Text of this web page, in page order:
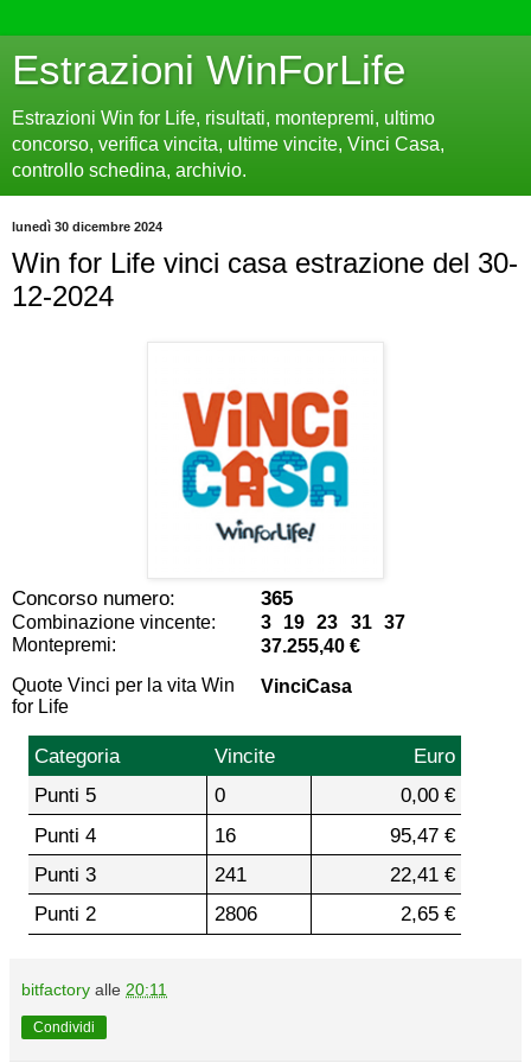
Estrazioni WinForLife
Estrazioni Win for Life, risultati, montepremi, ultimo
concorso, verifica vincita, ultime vincite, Vinci Casa,
controllo schedina, archivio.
lunedì 30 dicembre 2024
Win for Life vinci casa estrazione del 30-
12-2024
Concorso numero: 365
Combinazione vincente:
3 19 23 31 37
Montepremi:
37.255,40 €
Quote Vinci per la vita Win
for Life
VinciCasa
Categoria Vincite
Euro
Punti 5
0
0,00 €
Punti 4
16
95,47 €
Punti 3
241
22,41 €
Punti 2
2806 2,65 €
bitfactory alle 20:11
Condividi